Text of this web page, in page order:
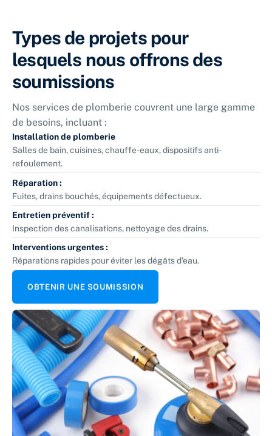
Types de projets pour
lesquels nous offrons des
soumissions
Nos services de plomberie couvrent une large gamme
de besoins, incluant :
Installation de plomberie
Salles de bain, cuisines, chauffe-eaux, dispositifs anti-
refoulement.
Réparation :
Fuites, drains bouchés, équipements défectueux.
Entretien préventif :
Inspection des canalisations, nettoyage des drains.
Interventions urgentes :
Réparations rapides pour éviter les dégâts d’eau.
OBTENIR UNE SOUMISSION